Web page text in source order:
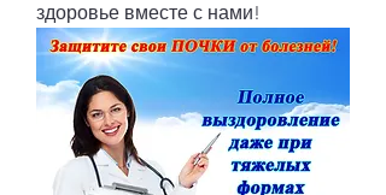
здоровье вместе с нами!